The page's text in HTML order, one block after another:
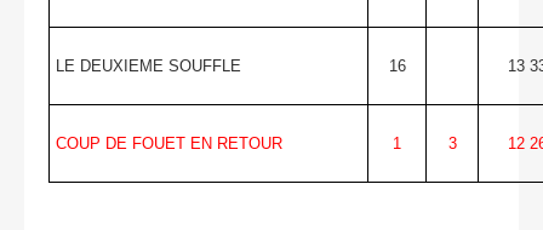
LE DEUXIEME SOUFFLE 16 13
COUP DE FOUET EN RETOUR 1 3 12